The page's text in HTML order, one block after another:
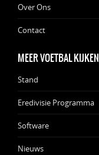
Over Ons
Contact
MEER VOETBAL KIJKEN
Stand
Eredivisie Programma
Software
Nieuws